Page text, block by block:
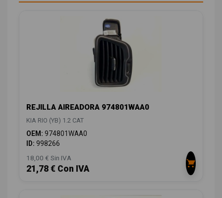
REJILLA AIREADORA 974801WAA0
KIA RIO (YB) 1.2 CAT
OEM: 974801WAA0
ID: 998266
18,00 € Sin IVA
21,78 € Con IVA